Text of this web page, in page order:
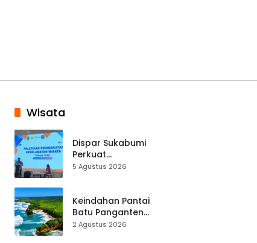
Wisata
Dispar Sukabumi
Perkuat
Keselamatan
Mitigasi hingga
Teknik Evakuasi
5 Agustus 2026
Keindahan Pantai
Batu Panganten
Mulai Dilirik
2 Agustus 2026